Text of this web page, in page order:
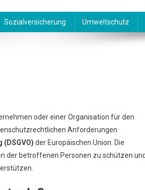
Sozialversicherung Umweltschutz
oder einer Organisation für den
Anforderungen
der Europäischen Union. Die
der betroffenen Personen zu schützen und